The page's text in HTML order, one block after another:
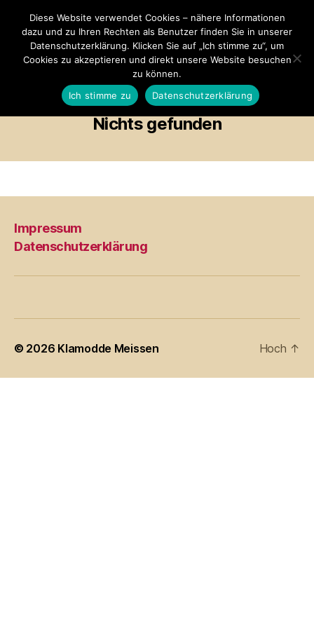
Menü
Nichts gefunden
Impressum
Datenschutzerklärung
© 2026 Klamodde Meissen Hoch ↑
Diese Website verwendet Cookies – nähere Informationen
dazu und zu Ihren Rechten als Benutzer finden Sie in unserer
Datenschutzerklärung. Klicken Sie auf „Ich stimme zu“, um
Cookies zu akzeptieren und direkt unsere Website besuchen
zu können.
Ich stimme zu
Datenschutzerklärung